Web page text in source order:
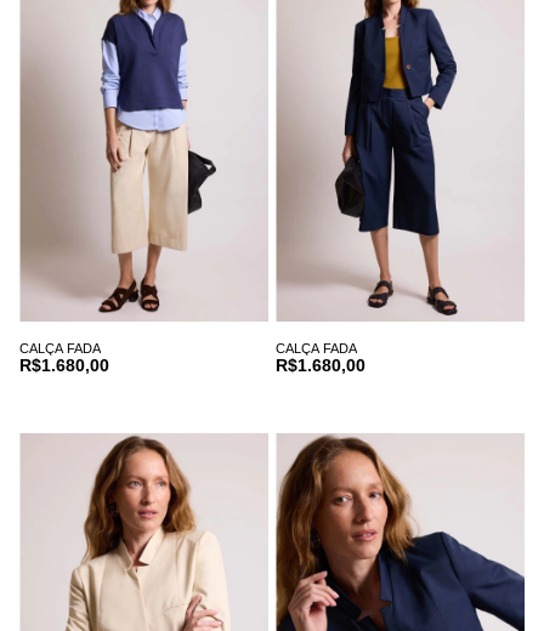
CALÇA FADA
R$1.680,00
CALÇA FADA
R$1.680,00